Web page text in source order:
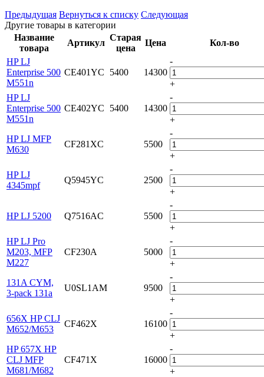
Предыдущая Вернуться к списку Следующая
Другие товары в категории
Название
товара
Артикул
Старая
цена
Цена
Кол-во
HP LJ
Enterprise 500
M551n
CE401YC 5400 14300
-
+
HP LJ
Enterprise 500
M551n
CE402YC 5400 14300
-
+
HP LJ MFP
M630
CF281XC 5500
-
+
HP LJ
4345mpf
Q5945YC 2500
-
+
HP LJ 5200 Q7516AC 5500
-
+
HP LJ Pro
M203, MFP
M227
CF230A 5000
-
+
131A CYM,
3-pack 131а
U0SL1AM 9500
-
+
656X HP CLJ
M652/M653
CF462X 16100
-
+
HP 657X HP
CLJ MFP
M681/M682
CF471X 16000
-
+